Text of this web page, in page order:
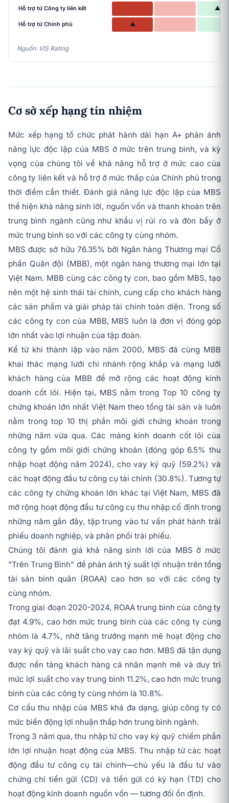
Hỗ trợ từ Công ty liên kết ▲
Hỗ trợ từ Chính phủ ▲
Nguồn: VIS Rating
Cơ sở xếp hạng tín nhiệm
Mức xếp hạng tổ chức phát hành dài hạn A+ phản ánh
năng lực độc lập của MBS ở mức trên trung bình, và kỳ
vọng của chúng tôi về khả năng hỗ trợ ở mức cao của
công ty liên kết và hỗ trợ ở mức thấp của Chính phủ trong
thời điểm cần thiết. Đánh giá năng lực độc lập của MBS
thể hiện khả năng sinh lời, nguồn vốn và thanh khoản trên
trung bình ngành cũng như khẩu vị rủi ro và đòn bẩy ở
mức trung bình so với các công ty cùng nhóm.
MBS được sở hữu 76.35% bởi Ngân hàng Thương mại Cổ
phần Quân đội (MBB), một ngân hàng thương mại lớn tại
Việt Nam. MBB cùng các công ty con, bao gồm MBS, tạo
nên một hệ sinh thái tài chính, cung cấp cho khách hàng
các sản phẩm và giải pháp tài chính toàn diện. Trong số
các công ty con của MBB, MBS luôn là đơn vị đóng góp
lớn nhất vào lợi nhuận của tập đoàn.
Kể từ khi thành lập vào năm 2000, MBS đã cùng MBB
khai thác mạng lưới chi nhánh rộng khắp và mạng lưới
khách hàng của MBB để mở rộng các hoạt động kinh
doanh cốt lõi. Hiện tại, MBS nằm trong Top 10 công ty
chứng khoán lớn nhất Việt Nam theo tổng tài sản và luôn
nằm trong top 10 thị phần môi giới chứng khoán trong
những năm vừa qua. Các mảng kinh doanh cốt lõi của
công ty gồm môi giới chứng khoán (đóng góp 6.5% thu
nhập hoạt động năm 2024), cho vay ký quỹ (59.2%) và
các hoạt động đầu tư công cụ tài chính (30.8%). Tương tự
các công ty chứng khoán lớn khác tại Việt Nam, MBS đã
mở rộng hoạt động đầu tư công cụ thu nhập cố định trong
những năm gần đây, tập trung vào tư vấn phát hành trái
phiếu doanh nghiệp, và phân phối trái phiếu.
Chúng tôi đánh giá khả năng sinh lời của MBS ở mức
"Trên Trung Bình" để phản ánh tỷ suất lợi nhuận trên tổng
tài sản bình quân (ROAA) cao hơn so với các công ty
cùng nhóm.
Trong giai đoạn 2020-2024, ROAA trung bình của công ty
đạt 4.9%, cao hơn mức trung bình của các công ty cùng
nhóm là 4.7%, nhờ tăng trưởng mạnh mẽ hoạt động cho
vay ký quỹ và lãi suất cho vay cao hơn. MBS đã tận dụng
được nền tảng khách hàng cá nhân mạnh mẽ và duy trì
mức lợi suất cho vay trung bình 11.2%, cao hơn mức trung
bình của các công ty cùng nhóm là 10.8%.
Cơ cấu thu nhập của MBS khá đa dạng, giúp công ty có
mức biến động lợi nhuận thấp hơn trung bình ngành.
Trong 3 năm qua, thu nhập từ cho vay ký quỹ chiếm phần
lớn lợi nhuận hoạt động của MBS. Thu nhập từ các hoạt
động đầu tư công cụ tài chính—chủ yếu là đầu tư vào
chứng chỉ tiền gửi (CD) và tiền gửi có kỳ hạn (TD) cho
hoạt động kinh doanh nguồn vốn — tương đối ổn định.